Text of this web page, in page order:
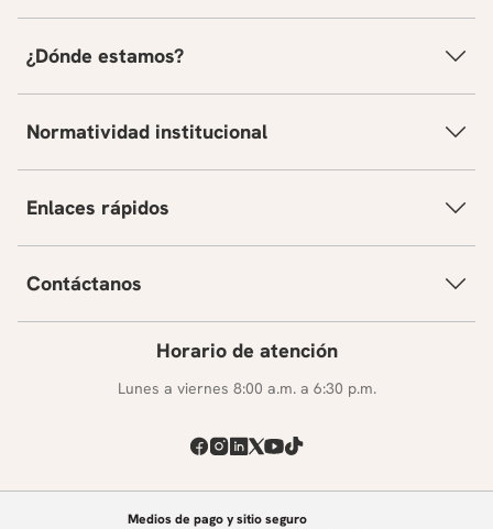
¿Dónde estamos?
Normatividad institucional
Enlaces rápidos
Contáctanos
Horario de atención
Lunes a viernes 8:00 a.m. a 6:30 p.m.
Medios de pago y sitio seguro